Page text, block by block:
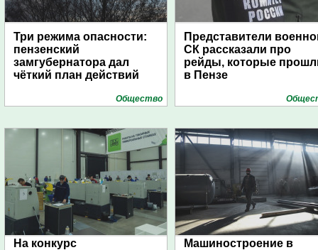
Три режима опасности:
пензенский
замгубернатора дал
чёткий план действий
Общество
Представители
СК рассказали про
рейды, которые
в Пензе
На конкурс
Машиностроение в